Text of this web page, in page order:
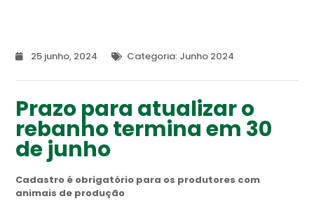
25 junho, 2024 Categoria: Junho 2024
Prazo para atualizar o
rebanho termina em 30
de junho
Cadastro é obrigatório para os produtores com
animais de produção